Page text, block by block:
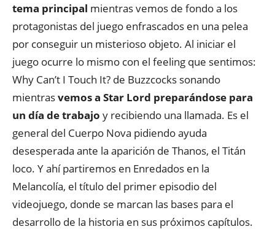
tema principal mientras vemos de fondo a los
protagonistas del juego enfrascados en una pelea
por conseguir un misterioso objeto. Al iniciar el
juego ocurre lo mismo con el feeling que sentimos:
Why Can’t I Touch It? de Buzzcocks sonando
mientrasvemos a Star Lord preparándose para
un día de trabajo y recibiendo una llamada. Es el
general del Cuerpo Nova pidiendo ayuda
desesperada ante la aparición de Thanos, el Titán
loco. Y ahí partiremos en Enredados en la
Melancolía, el título del primer episodio del
videojuego, donde se marcan las bases para el
desarrollo de la historia en sus próximos capítulos.